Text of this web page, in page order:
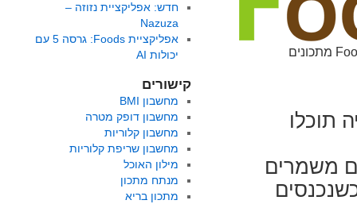
תוכלו
משמרים
חדש: אפליקציית נזוזה –
Nazuza
אפליקציית Foods: גרסה 5 עם
יכולות AI
קישורים
מחשבון BMI
מחשבון דופק מטרה
מחשבון קלוריות
מחשבון שריפת קלוריות
מילון האוכל
מנתח מתכון
מתכון בריא